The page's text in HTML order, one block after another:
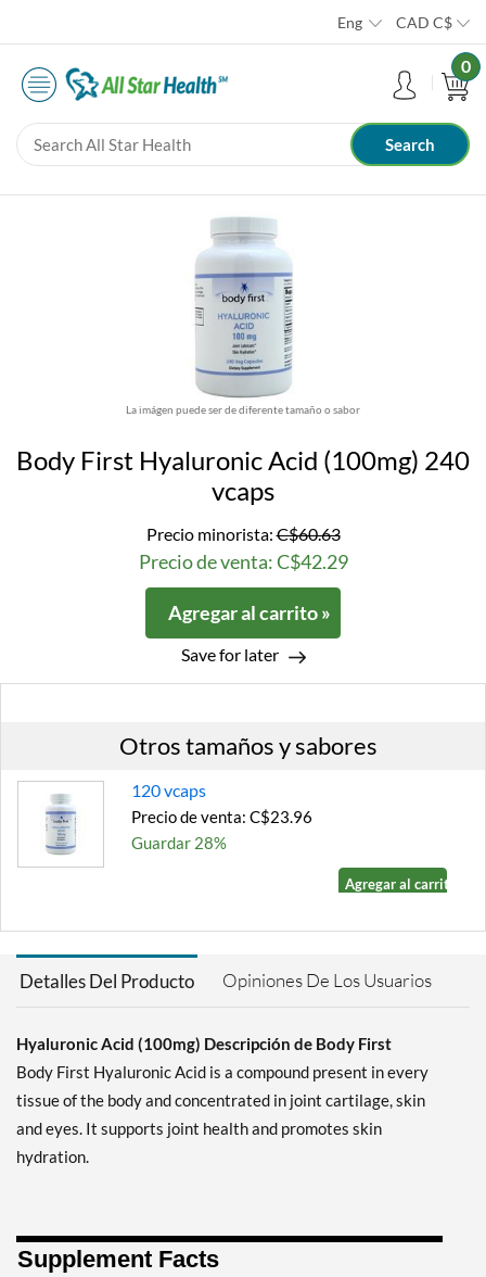
Eng CAD C$
0
La imágen puede ser de diferente tamaño o sabor
Body First Hyaluronic Acid (100mg) 240
vcaps
Precio minorista:C$60.63
Precio de venta: C$42.29
Agregar al carrito »
Save for later
Otros tamaños y sabores
120 vcaps
Precio de venta: C$23.96
Guardar 28%
Agregar al carrito »
Detalles Del Producto Opiniones De Los Usuarios
Hyaluronic Acid (100mg) Descripción de Body First
Body First Hyaluronic Acid is a compound present in every
tissue of the body and concentrated in joint cartilage, skin
and eyes. It supports joint health and promotes skin
hydration.
Supplement Facts